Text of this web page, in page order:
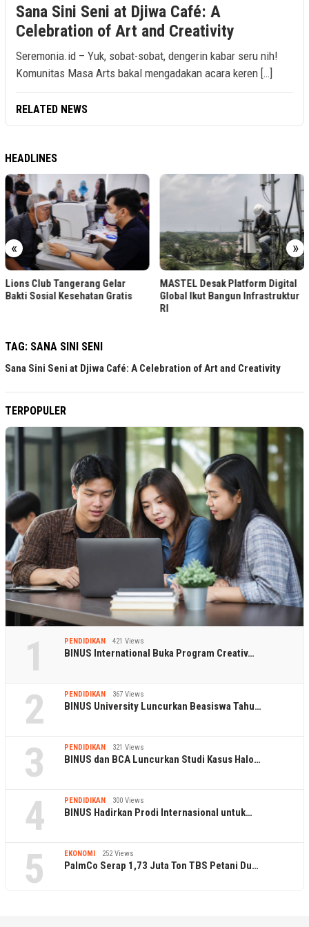
Sana Sini Seni at Djiwa Café: A
Celebration of Art and Creativity
Seremonia.id – Yuk, sobat-sobat, dengerin kabar seru nih!
Komunitas Masa Arts bakal mengadakan acara keren […]
RELATED NEWS
HEADLINES
« »
Lions Club Tangerang Gelar
Bakti Sosial Kesehatan Gratis
MASTEL Desak Platform Digital
Global Ikut Bangun Infrastruktur
RI
TAG: SANA SINI SENI
Sana Sini Seni at Djiwa Café: A Celebration of Art and Creativity
TERPOPULER
1 PENDIDIKAN 421 Views
BINUS International Buka Program Creativ…
2 PENDIDIKAN 367 Views
BINUS University Luncurkan Beasiswa Tahu…
3 PENDIDIKAN 321 Views
BINUS dan BCA Luncurkan Studi Kasus Halo…
4 PENDIDIKAN 300 Views
BINUS Hadirkan Prodi Internasional untuk…
5 EKONOMI 252 Views
PalmCo Serap 1,73 Juta Ton TBS Petani Du…